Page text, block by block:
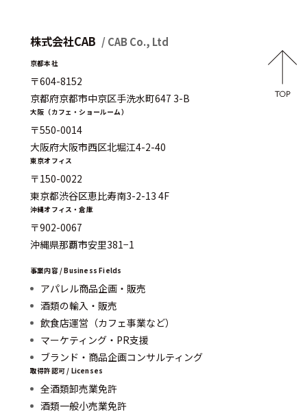
株式会社CAB / CAB Co., Ltd
京都本社
〒604-8152
京都府京都市中京区手洗水町647 3-B
大阪（カフェ・ショールーム）
〒550-0014
大阪府大阪市西区北堀江4-2-40
東京オフィス
〒150-0022
東京都渋谷区恵比寿南3-2-13 4F
沖縄オフィス・倉庫
〒902-0067
沖縄県那覇市安里381−1
事業内容 / Business Fields
アパレル商品企画・販売
酒類の輸入・販売
飲食店運営（カフェ事業など）
マーケティング・PR支援
ブランド・商品企画コンサルティング
取得許認可 / Licenses
全酒類卸売業免許
酒類一般小売業免許